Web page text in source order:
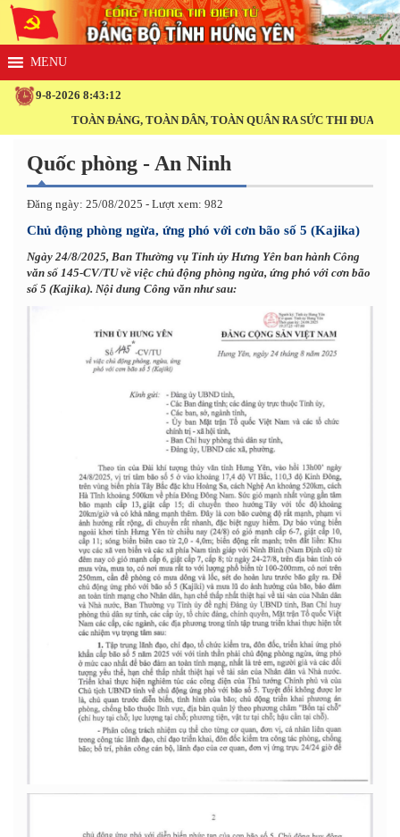
9-8-2026 8:43:13
TOÀN ĐẢNG, TOÀN DÂN, TOÀN QUÂN RA SỨC THI ĐUA THỰC
Quốc phòng - An Ninh
Đăng ngày: 25/08/2025 - Lượt xem: 982
Chủ động phòng ngừa, ứng phó với cơn bão số 5 (Kajika)
Ngày 24/8/2025, Ban Thường vụ Tỉnh ủy Hưng Yên ban hành Công
văn số 145-CV/TU về việc chủ động phòng ngừa, ứng phó với cơn bão
số 5 (Kajika). Nội dung Công văn như sau: